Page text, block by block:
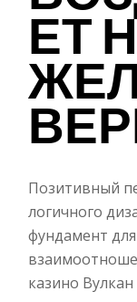
ЕТ
Позитивный
логичного
фундамент
казино